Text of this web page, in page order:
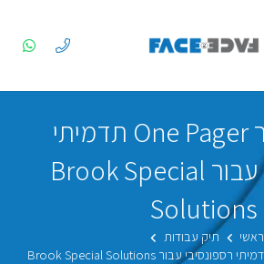
בניית אתר One Pager תדמיתי
רספונסיבי עבור Brook Special
Solutions
ראשי
תיק עבודות